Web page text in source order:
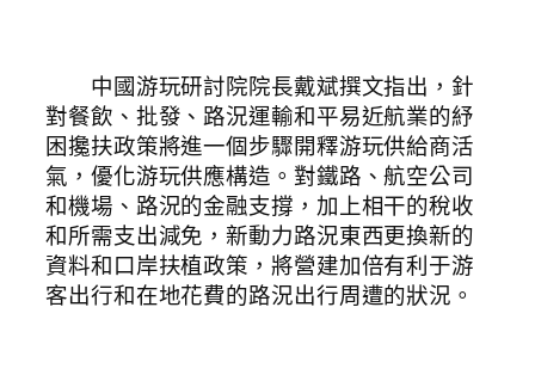
中國游玩研討院院長戴斌撰文指出，針
對餐飲、批發、路況運輸和平易近航業的紓
困攙扶政策將進一個步驟開釋游玩供給商活
氣，優化游玩供應構造。對鐵路、航空公司
和機場、路況的金融支撐，加上相干的稅收
和所需支出減免，新動力路況東西更換新的
資料和口岸扶植政策，將營建加倍有利于游
客出行和在地花費的路況出行周遭的狀況。